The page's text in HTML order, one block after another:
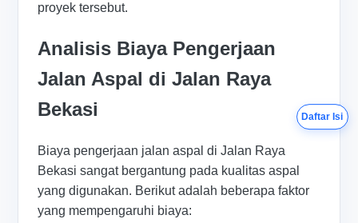
proyek tersebut.
Analisis Biaya Pengerjaan
Jalan Aspal di Jalan Raya
Bekasi
Biaya pengerjaan jalan aspal di Jalan Raya
Bekasi sangat bergantung pada kualitas aspal
yang digunakan. Berikut adalah beberapa faktor
yang mempengaruhi biaya:
Daftar Isi